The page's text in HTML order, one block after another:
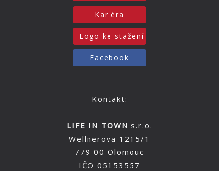
Kariéra
Logo ke stažení
Facebook
Kontakt:
LIFE IN TOWN s.r.o.
Wellnerova 1215/1
779 00 Olomouc
IČO 05153557